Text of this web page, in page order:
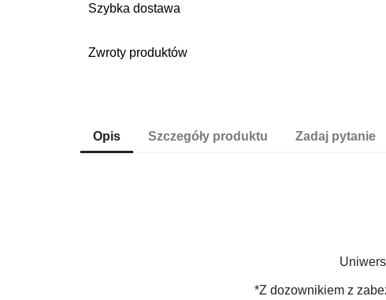
Szybka dostawa
Zwroty produktów
Opis Szczegóły produktu Zadaj pytanie
*Z dozownikiem z